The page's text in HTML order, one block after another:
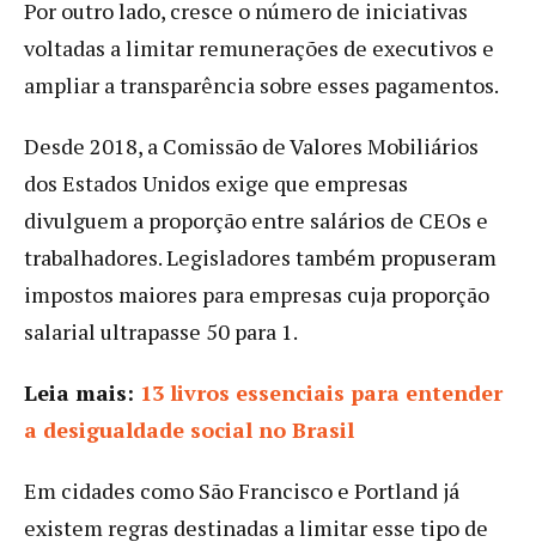
Por outro lado, cresce o número de iniciativas
voltadas a limitar remunerações de executivos e
ampliar a transparência sobre esses pagamentos.
Desde 2018, a Comissão de Valores Mobiliários
dos Estados Unidos exige que empresas
divulguem a proporção entre salários de CEOs e
trabalhadores. Legisladores também propuseram
impostos maiores para empresas cuja proporção
salarial ultrapasse 50 para 1.
Leia mais: 13 livros essenciais para entender
a desigualdade social no Brasil
Em cidades como São Francisco e Portland já
existem regras destinadas a limitar esse tipo de